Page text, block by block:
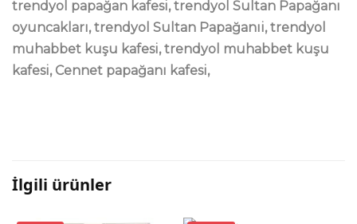
trendyol papağan kafesi, trendyol Sultan Papağanı
oyuncakları, trendyol Sultan Papağanıi, trendyol
muhabbet kuşu kafesi, trendyol muhabbet kuşu
kafesi, Cennet papağanı kafesi,
İlgili ürünler